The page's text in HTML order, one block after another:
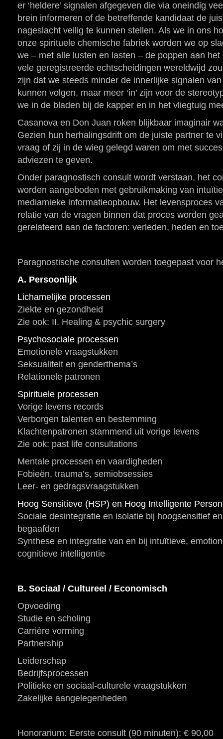
er ‘heldere’ signalen afgegeven die via oneindig
brein informeren of de betreffende kandidaat de
nageslacht veilig te kunnen stellen. Als we in ons
onze spirituele chemische fabriek worden we op
we – met alle lusten en lasten – de poppen aan
vele geregistreerde echtscheidingen wereldwijd
zijn dat we steeds minder de innerlijke signalen
kunnen volgen, maar meer ‘in’ zijn voor de
we in de bladen bij de kapper en in het vliegtuig
Casanova en Don Juan roken blijkbaar imaginair
Gezien hun herhalingsdrift om de juiste partner te
vraag of zij in de wieg gelegd waren om met
adviezen te geven.
Onder paragnostisch consult wordt verstaan, het
worden aangeboden met gebruikmaking van
mediamieke informatieopbouw. Het levensproces
relatie van de vragen binnen dat proces worden
gerelateerd aan de factoren: verleden, heden en
Paragnostische consulten worden toegepast voor
A. Persoonlijk
Lichamelijke processen
Ziekte en gezondheid
Zie ook: II. Healing & psychic surgery
Psychosociale processen
Emotionele vraagstukken
Seksualiteit en genderthema’s
Relationele patronen
Spirituele processen
Vorige levens records
Verborgen talenten en bestemming
Klachtenpatronen stammend uit vorige levens
Zie ook: past life consultations
Mentale processen en vaardigheden
Fobieën, trauma’s, semiobsessies
Leer- en gedragsvraagstukken
Hoog Sensitieve (HSP) en Hoog Intelligente
Sociale desintegratie en isolatie bij hoogsensitief
begaafden
Synthese en integratie van en bij intuïtieve,
cognitieve intelligentie
B. Sociaal / Cultureel / Economisch
Opvoeding
Studie en scholing
Carrière vorming
Partnership
Leiderschap
Bedrijfsprocessen
Politieke en sociaal-culturele vraagstukken
Zakelijke aangelegenheden
Honorarium: Eerste consult (90 minuten): € 90,00